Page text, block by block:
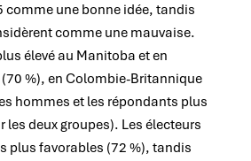
comme une bonne idée, tandis
comme une mauvaise.
élevé au Manitoba et en
%), en Colombie-Britannique
hommes et les répondants plus
les deux groupes). Les électeurs
plus favorables (72 %), tandis